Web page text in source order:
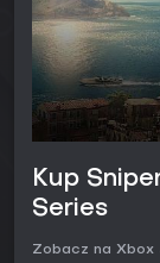
Kup
Series
Zobacz na Xbox